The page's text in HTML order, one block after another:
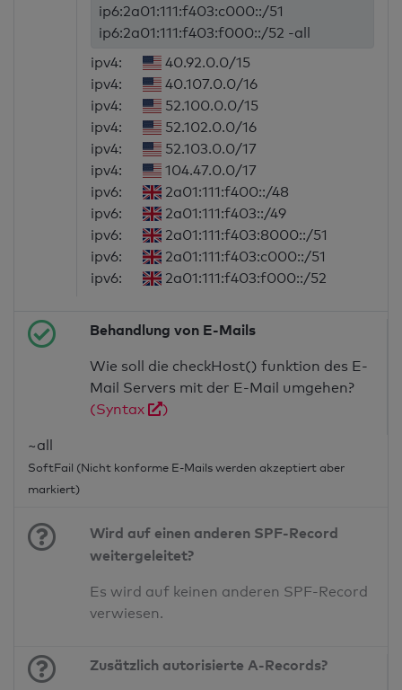
ip6:2a01:111:f403:c000::/51
ip6:2a01:111:f403:f000::/52 -all
ipv4:
40.92.0.0/15
ipv4:
40.107.0.0/16
ipv4:
52.100.0.0/15
ipv4:
52.102.0.0/16
ipv4:
52.103.0.0/17
ipv4:
104.47.0.0/17
ipv6:
2a01:111:f400::/48
ipv6:
2a01:111:f403::/49
ipv6:
2a01:111:f403:8000::/51
ipv6:
2a01:111:f403:c000::/51
ipv6:
2a01:111:f403:f000::/52
Behandlung von E-Mails
Wie soll die checkHost() funktion des E-
Mail Servers mit der E-Mail umgehen?
(Syntax
)
~all
SoftFail (Nicht konforme E-Mails werden akzeptiert aber
markiert)
Wird auf einen anderen SPF-Record
weitergeleitet?
Es wird auf keinen anderen SPF-Record
verwiesen.
Zusätzlich autorisierte A-Records?